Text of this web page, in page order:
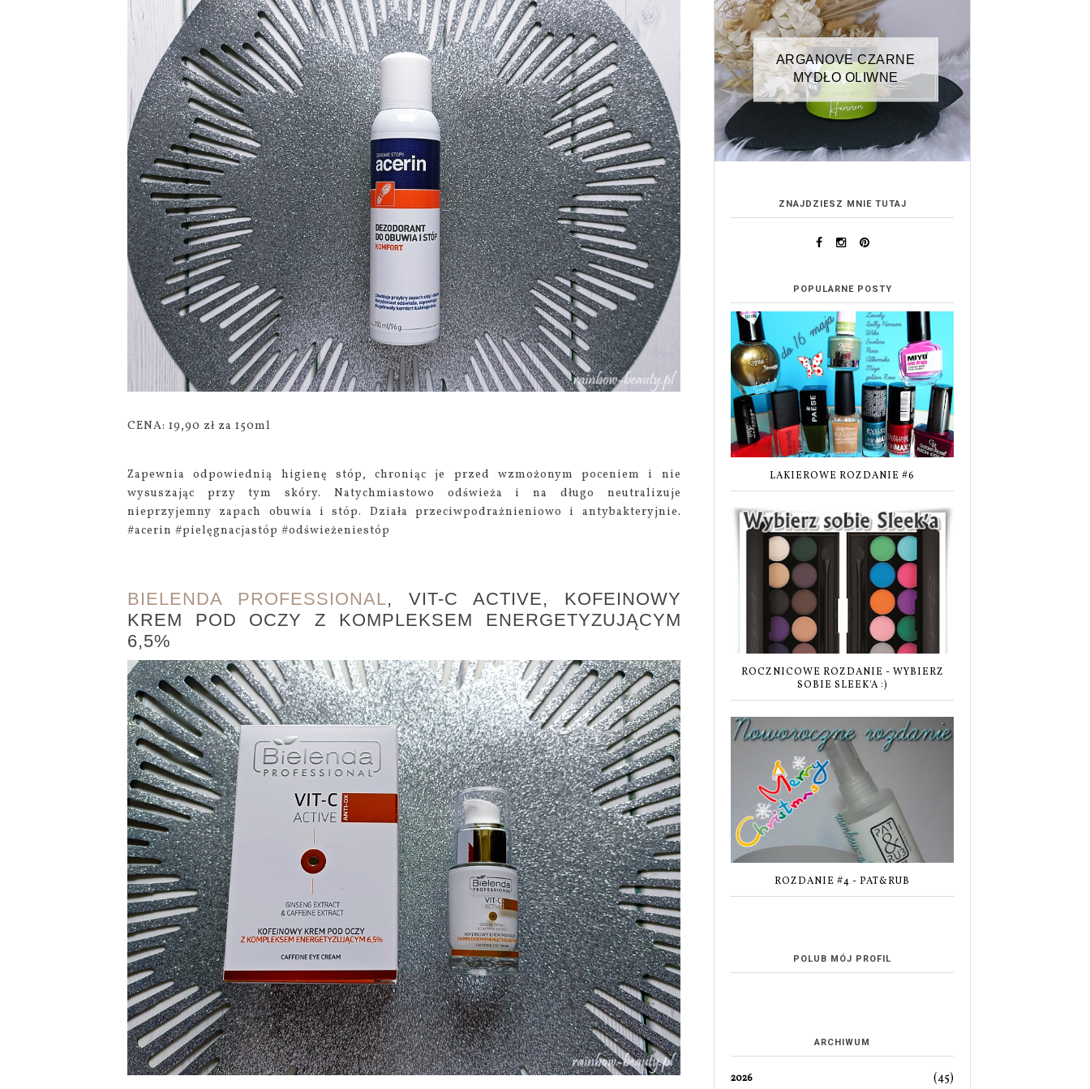
CENA: 19,90 zł za 150ml
Zapewnia odpowiednią higienę stóp, chroniąc je przed wzmożonym poceniem i nie
wysuszając przy tym skóry. Natychmiastowo odświeża i na długo neutralizuje
nieprzyjemny zapach obuwia i stóp. Działa przeciwpodrażnieniowo i antybakteryjnie.
#acerin #pielęgnacjastóp #odświeżeniestóp
BIELENDA PROFESSIONAL, VIT-C ACTIVE, KOFEINOWY
KREM POD OCZY Z KOMPLEKSEM ENERGETYZUJĄCYM
6,5%
ARGANOVE CZARNE
MYDŁO OLIWNE
ZNAJDZIESZ MNIE TUTAJ
POPULARNE POSTY
LAKIEROWE ROZDANIE #6
ROCZNICOWE ROZDANIE - WYBIERZ
SOBIE SLEEK'A :)
ROZDANIE #4 - PAT&RUB
POLUB MÓJ PROFIL
ARCHIWUM
2026 (45)